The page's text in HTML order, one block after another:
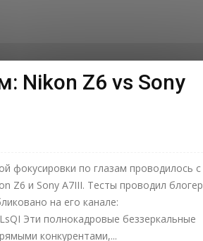
Nikon Z6 vs Sony
фокусировки по глазам проводилось с
Z6 и Sony A7III. Тесты проводил блогер
на его канале:
Эти полнокадровые беззеркальные
конкурентами,...